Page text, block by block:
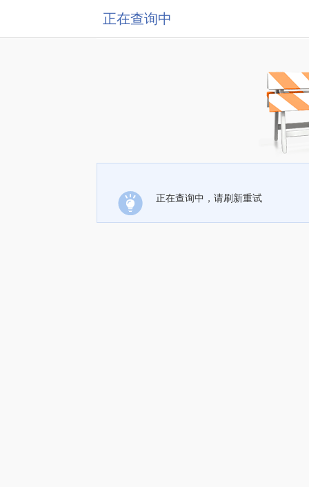
正在查询中
正在查询中，请刷新重试